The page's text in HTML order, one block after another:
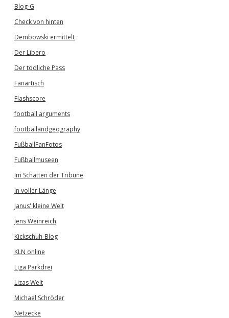
Blog-G
Check von hinten
Dembowski ermittelt
Der Libero
Der tödliche Pass
Fanartisch
Flashscore
football arguments
footballandgeography
FußballFanFotos
Fußballmuseen
Im Schatten der Tribüne
In voller Länge
Janus' kleine Welt
Jens Weinreich
Kickschuh-Blog
KLN online
Liga Parkdrei
Lizas Welt
Michael Schröder
Netzecke